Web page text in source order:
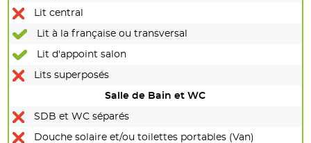
Lit central
Lit à la française ou transversal
Lit d'appoint salon
Lits superposés
Salle de Bain et WC
SDB et WC séparés
Douche solaire et/ou toilettes portables (Van)